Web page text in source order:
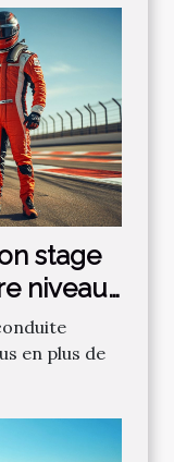
stage
niveau
en plus de